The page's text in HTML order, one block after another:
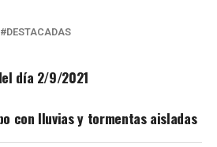
DESTACADAS
día 2/9/2021
con lluvias y tormentas aisladas